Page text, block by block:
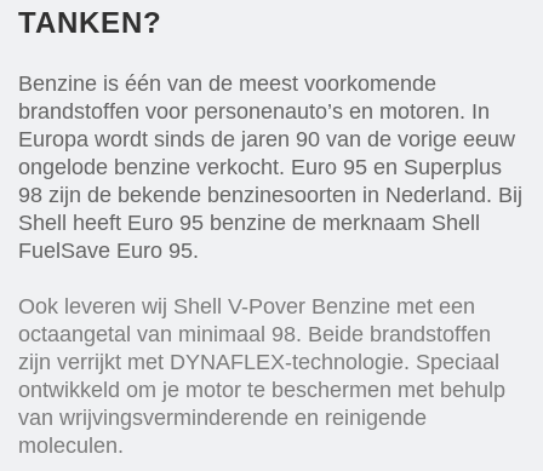
TANKEN?
Benzine is één van de meest voorkomende
brandstoffen voor personenauto’s en motoren. In
Europa wordt sinds de jaren 90 van de vorige eeuw
ongelode benzine verkocht. Euro 95 en Superplus
98 zijn de bekende benzinesoorten in Nederland. Bij
Shell heeft Euro 95 benzine de merknaam Shell
FuelSave Euro 95.
Ook leveren wij Shell V-Pover Benzine met een
octaangetal van minimaal 98. Beide brandstoffen
zijn verrijkt met DYNAFLEX-technologie. Speciaal
ontwikkeld om je motor te beschermen met behulp
van wrijvingsverminderende en reinigende
moleculen.